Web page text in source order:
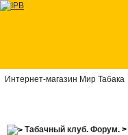
Интернет-магазин Мир Табака
Табачный клуб. Форум.>